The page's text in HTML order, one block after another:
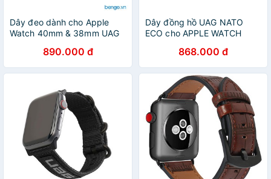
Dây đeo dành cho Apple
Watch 40mm & 38mm UAG
890.000 đ
Dây đồng hồ UAG NATO
ECO cho APPLE WATCH
868.000 đ